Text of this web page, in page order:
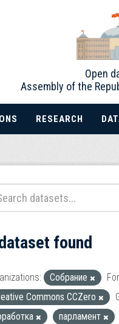
Open
Assembly of the
RESEARCH
found
Собрание
Commons CCZero
парламент